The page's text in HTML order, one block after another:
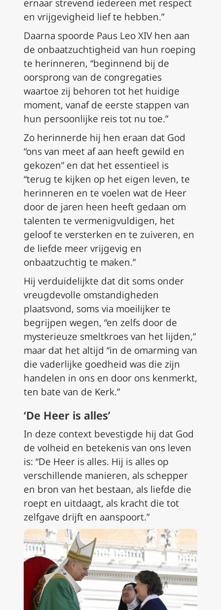
ernaar strevend iedereen met respect
en vrijgevigheid lief te hebben.”
Daarna spoorde Paus Leo XIV hen aan
de onbaatzuchtigheid van hun roeping
te herinneren, “beginnend bij de
oorsprong van de congregaties
waartoe zij behoren tot het huidige
moment, vanaf de eerste stappen van
hun persoonlijke reis tot nu toe.”
Zo herinnerde hij hen eraan dat God
“ons van meet af aan heeft gewild en
gekozen” en dat het essentieel is
“terug te kijken op het eigen leven, te
herinneren en te voelen wat de Heer
door de jaren heen heeft gedaan om
talenten te vermenigvuldigen, het
geloof te versterken en te zuiveren, en
de liefde meer vrijgevig en
onbaatzuchtig te maken.”
Hij verduidelijkte dat dit soms onder
vreugdevolle omstandigheden
plaatsvond, soms via moeilijker te
begrijpen wegen, “en zelfs door de
mysterieuze smeltkroes van het lijden,”
maar dat het altijd “in de omarming van
die vaderlijke goedheid was die zijn
handelen in ons en door ons kenmerkt,
ten bate van de Kerk.”
‘De Heer is alles’
In deze context bevestigde hij dat God
de volheid en betekenis van ons leven
is: “De Heer is alles. Hij is alles op
verschillende manieren, als schepper
en bron van het bestaan, als liefde die
roept en uitdaagt, als kracht die tot
zelfgave drijft en aanspoort.”